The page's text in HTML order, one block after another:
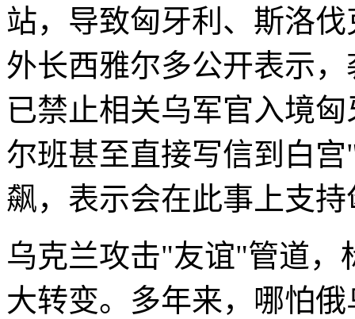
站，导致匈牙利、斯洛
外长西雅尔多公开表示
已禁止相关乌军官入境
尔班甚至直接写信到白
飙，表示会在此事上支
乌克兰攻击"友谊"管道，
大转变。多年来，哪怕